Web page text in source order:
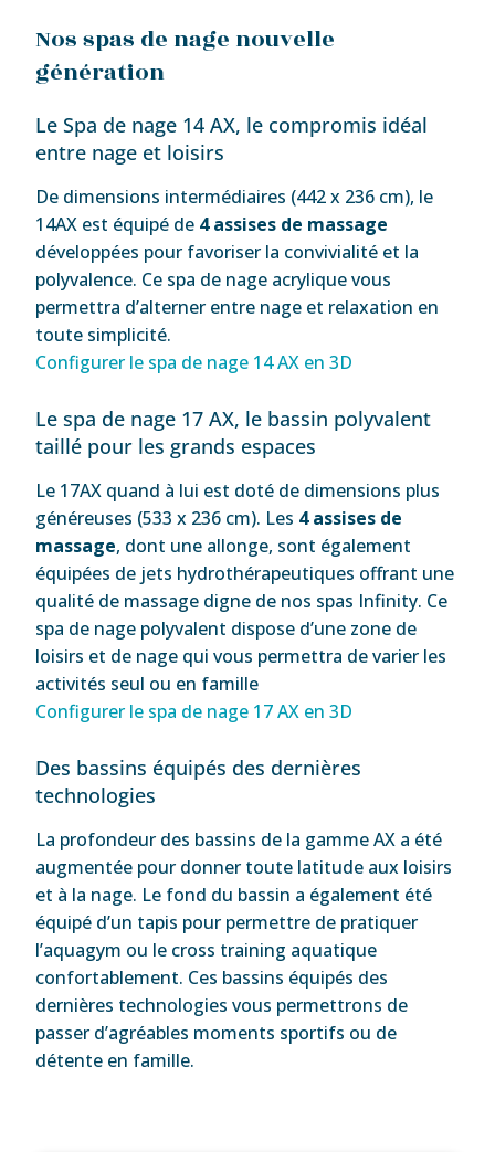
Nos spas de nage nouvelle
génération
Le Spa de nage 14 AX, le compromis idéal
entre nage et loisirs
De dimensions intermédiaires (442 x 236 cm), le
14AX est équipé de 4 assises de massage
développées pour favoriser la convivialité et la
polyvalence. Ce spa de nage acrylique vous
permettra d’alterner entre nage et relaxation en
toute simplicité.
Configurer le spa de nage 14 AX en 3D
Le spa de nage 17 AX, le bassin polyvalent
taillé pour les grands espaces
Le 17AX quand à lui est doté de dimensions plus
généreuses (533 x 236 cm). Les 4 assises de
massage, dont une allonge, sont également
équipées de jets hydrothérapeutiques offrant une
qualité de massage digne de nos spas Infinity. Ce
spa de nage polyvalent dispose d’une zone de
loisirs et de nage qui vous permettra de varier les
activités seul ou en famille
Configurer le spa de nage 17 AX en 3D
Des bassins équipés des dernières
technologies
La profondeur des bassins de la gamme AX a été
augmentée pour donner toute latitude aux loisirs
et à la nage. Le fond du bassin a également été
équipé d’un tapis pour permettre de pratiquer
l’aquagym ou le cross training aquatique
confortablement. Ces bassins équipés des
dernières technologies vous permettrons de
passer d’agréables moments sportifs ou de
détente en famille.